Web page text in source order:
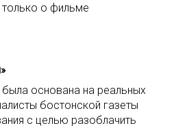
о фильме
основана на реальных
бостонской газеты
с целью разоблачить